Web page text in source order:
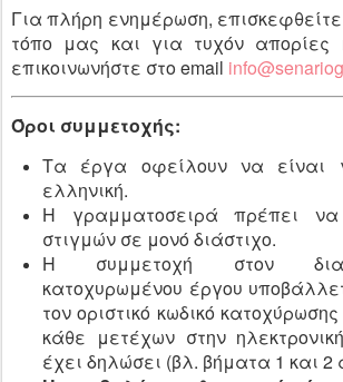
Για πλήρη ενημέρωση, επισκεφθείτε
τόπο μας και για τυχόν απορίες ή
επικοινωνήστε στο email
Όροι συμμετοχής:
Τα έργα οφείλουν να είναι
ελληνική.
Η γραμματοσειρά πρέπει
στιγμών σε μονό διάστιχο.
Η συμμετοχή στον
κατοχυρωμένου έργου
τον οριστικό κωδικό
κάθε μετέχων στην
έχει δηλώσει (βλ. βήματα 1 και